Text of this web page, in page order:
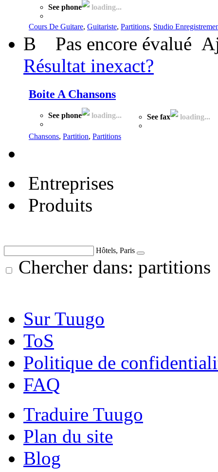
See phone loading...
Cours De Guitare, Guitariste, Partitions, Studio
B Pas encore évalué
Résultat inexact?
Boite A Chansons
See phone loading... See fax loading...
Chansons, Partition, Partitions
Entreprises
Produits
Hôtels, Paris
Chercher dans: partitions
Sur Tuugo
ToS
Politique de
FAQ
Traduire Tuugo
Plan du site
Blog